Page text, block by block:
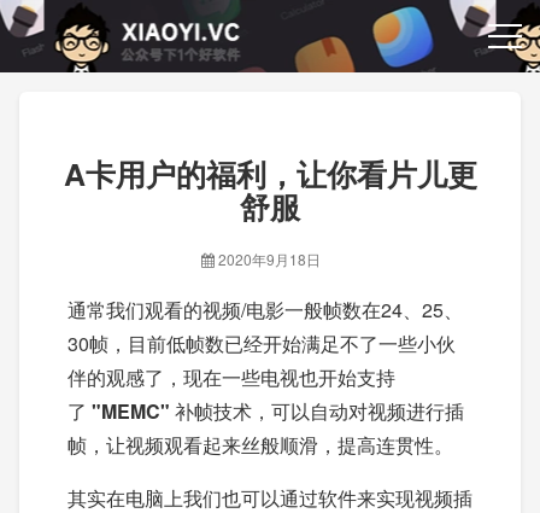
A卡用户的福利，让你看片儿更
舒服
2020年9月18日
通常我们观看的视频/电影一般帧数在24、25、
30帧，目前低帧数已经开始满足不了一些小伙
伴的观感了，现在一些电视也开始支持
了 "MEMC" 补帧技术，可以自动对视频进行插
帧，让视频观看起来丝般顺滑，提高连贯性。
其实在电脑上我们也可以通过软件来实现视频插